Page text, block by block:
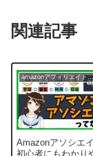
関連記事
amazonアフィリエイトについて
Amazonアソシエ
初心者にもわかり